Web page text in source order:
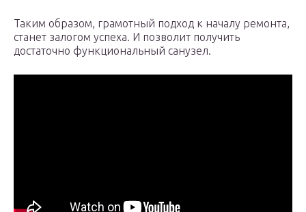
Таким образом, грамотный подход к началу ремонта,
станет залогом успеха. И позволит получить
достаточно функциональный санузел.